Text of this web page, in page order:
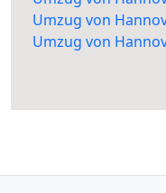
Umzug von
Umzug von